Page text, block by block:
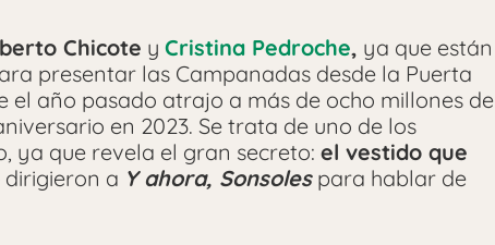
Chicote y Cristina Pedroche, ya que están
presentar las Campanadas desde la Puerta
el año pasado atrajo a más de ocho millones de
en 2023. Se trata de uno de los
ya que revela el gran secreto: el vestido que
dirigieron a Y ahora, Sonsolespara hablar de